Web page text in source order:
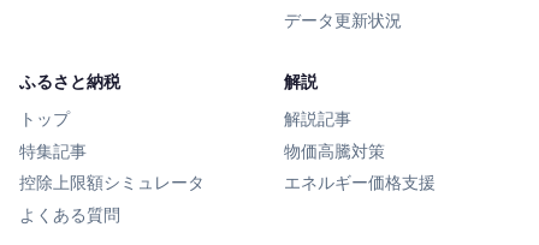
データ更新状況
ふるさと納税
トップ
特集記事
控除上限額シミュレータ
よくある質問
解説
解説記事
物価高騰対策
エネルギー価格支援